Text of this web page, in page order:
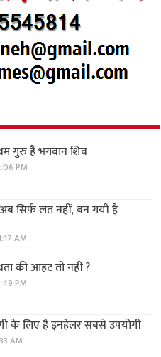
गुरु हैं भगवान शिव
PM
सिर्फ लत नहीं, बन गयी है
AM
की आहट तो नहीं ?
PM
के लिए है इनहेलर सबसे उपयोगी
AM